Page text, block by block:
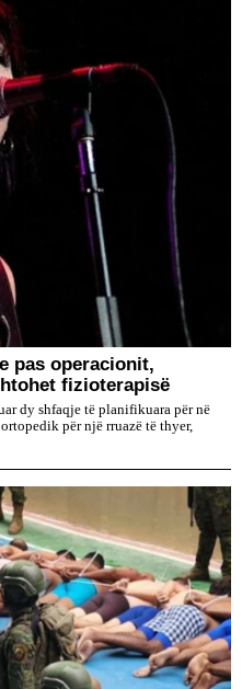
pas operacionit,
fizioterapisë
dy shfaqje të planifikuara për në
për një rruazë të thyer,